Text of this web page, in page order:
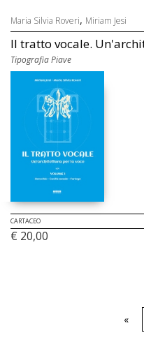
Maria Silvia Roveri, Miriam Jesi
Il tratto vocale.
Tipografia Piave
CARTACEO
€ 20,00
«